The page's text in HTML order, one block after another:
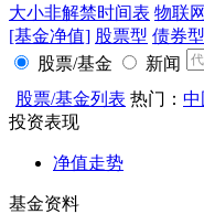
大小非解禁时间表 物联网
[基金净值] 股票型 债券型
股票/基金
新闻
股票/基金列表 热门： 中
投资表现
净值走势
基金资料